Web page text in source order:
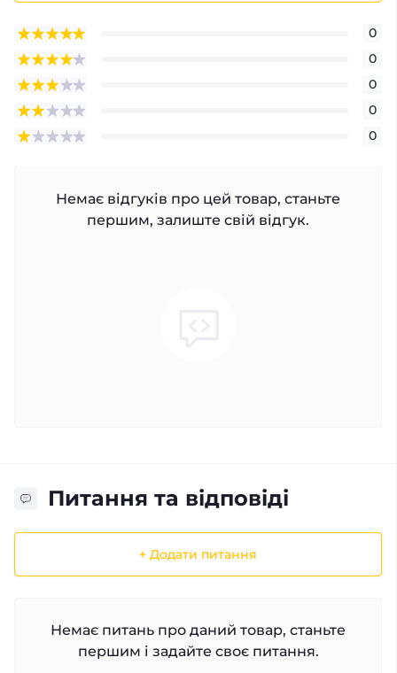
0
0
0
0
0
Немає відгуків про цей товар, станьте
першим, залиште свій відгук.
Питання та відповіді
+ Додати питання
Немає питань про даний товар, станьте
першим і задайте своє питання.